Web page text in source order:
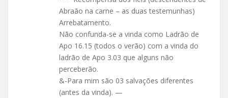
Abraão na carne – as duas testemunhas)
Arrebatamento.
Não confunda-se a vinda como Ladrão de
Apo 16.15 (todos o verão) com a vinda do
ladrão de Apo 3.03 que alguns não
perceberão.
&-Para mim são 03 salvações diferentes
(antes da vinda). —